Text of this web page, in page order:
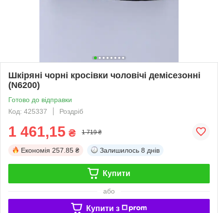
Шкіряні чорні кросівки чоловічі демісезонні
(N6200)
Готово до відправки
Код: 425337
Роздріб
1 461,15 ₴ 1 719 ₴
Економія 257.85 ₴ Залишилось 8 днів
Купити
або
Купити з